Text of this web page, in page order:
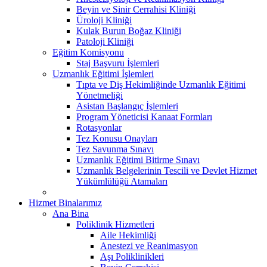
Beyin ve Sinir Cerrahisi Kliniği
Üroloji Kliniği
Kulak Burun Boğaz Kliniği
Patoloji Kliniği
Eğitim Komisyonu
Staj Başvuru İşlemleri
Uzmanlık Eğitimi İşlemleri
Tıpta ve Diş Hekimliğinde Uzmanlık Eğitimi
Yönetmeliği
Asistan Başlangıç İşlemleri
Program Yöneticisi Kanaat Formları
Rotasyonlar
Tez Konusu Onayları
Tez Savunma Sınavı
Uzmanlık Eğitimi Bitirme Sınavı
Uzmanlık Belgelerinin Tescili ve Devlet Hizmet
Yükümlülüğü Atamaları
Hizmet Binalarımız
Ana Bina
Poliklinik Hizmetleri
Aile Hekimliği
Anestezi ve Reanimasyon
Aşı Poliklinikleri